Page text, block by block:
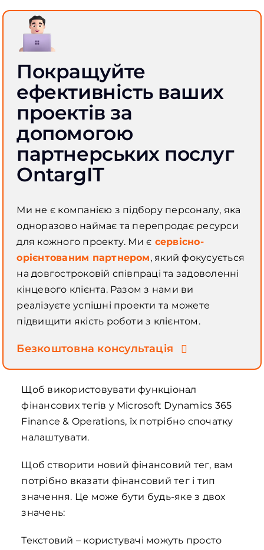
Покращуйте
ефективність ваших
проектів за
допомогою
партнерських послуг
OntargIT
Ми не є компанією з підбору персоналу, яка
одноразово наймає та перепродає ресурси
для кожного проекту. Ми є сервісно-
орієнтованим партнером, який фокусується
на довгостроковій співпраці та задоволенні
кінцевого клієнта. Разом з нами ви
реалізуєте успішні проекти та можете
підвищити якість роботи з клієнтом.
Безкоштовна консультація
Щоб використовувати функціонал
фінансових тегів у Microsoft Dynamics 365
Finance & Operations, їх потрібно спочатку
налаштувати.
Щоб створити новий фінансовий тег, вам
потрібно вказати фінансовий тег і тип
значення. Це може бути будь-яке з двох
значень:
Текстовий – користувачі можуть просто